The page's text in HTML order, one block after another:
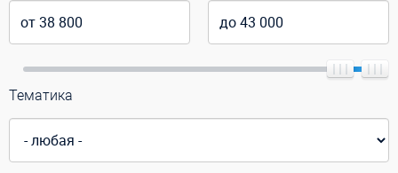
Тематика